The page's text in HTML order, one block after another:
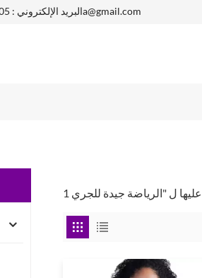
البريد الإلكتروني :1402410005a@gmail.com